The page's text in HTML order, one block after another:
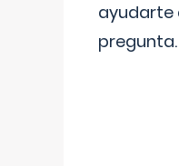
ayudarte
pregunta.